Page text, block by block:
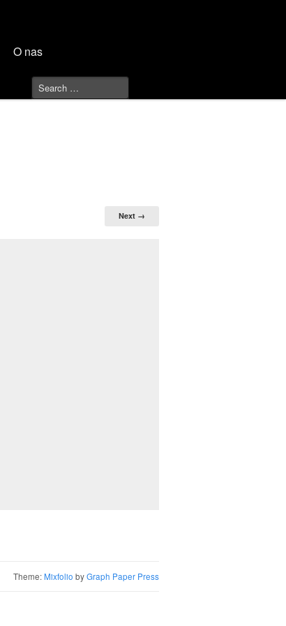
O nas
Next →
Theme:Mixfolio byGraph Paper Press